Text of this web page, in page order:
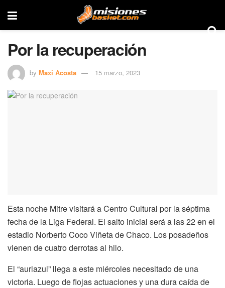
Por la recuperación
by Maxi Acosta 15 marzo, 2023
Esta noche Mitre visitará a Centro Cultural por la séptima
fecha de la Liga Federal. El salto inicial será a las 22 en el
estadio Norberto Coco Viñeta de Chaco. Los posadeños
vienen de cuatro derrotas al hilo.
El “auriazul” llega a este miércoles necesitado de una
victoria. Luego de flojas actuaciones y una dura caída de